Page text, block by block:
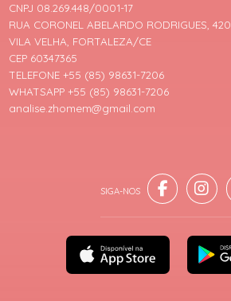
CNPJ 08.269.448/0001-17
RUA CORONEL ABELARDO RODRIGUES, 420
VILA VELHA, FORTALEZA/CE
CEP 60347365
TELEFONE +55 (85) 98631-7206
WHATSAPP +55 (85) 98631-7206
analise.zhomem@gmail.com